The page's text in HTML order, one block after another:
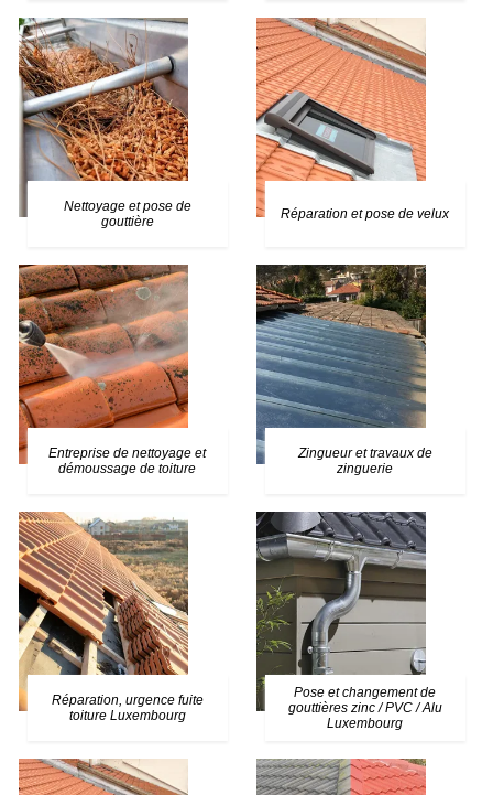
Nettoyage et pose de
gouttière
Réparation et pose de velux
Entreprise de nettoyage et
démoussage de toiture
Zingueur et travaux de
zinguerie
Réparation, urgence fuite
toiture Luxembourg
Pose et changement de
gouttières zinc / PVC / Alu
Luxembourg